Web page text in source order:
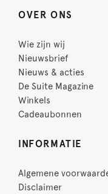
OVER ONS
Wie zijn wij
Nieuwsbrief
Nieuws & acties
De Suite Magazine
Winkels
Cadeaubonnen
INFORMATIE
Algemene
Disclaimer